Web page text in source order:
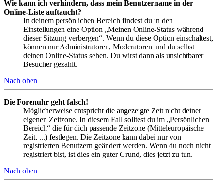
Wie kann ich verhindern, dass mein Benutzername in der
Online-Liste auftaucht?
In deinem persönlichen Bereich findest du in den
Einstellungen eine Option „Meinen Online-Status während
dieser Sitzung verbergen“. Wenn du diese Option einschaltest,
können nur Administratoren, Moderatoren und du selbst
deinen Online-Status sehen. Du wirst dann als unsichtbarer
Besucher gezählt.
Nach oben
Die Forenuhr geht falsch!
Möglicherweise entspricht die angezeigte Zeit nicht deiner
eigenen Zeitzone. In diesem Fall solltest du im „Persönlichen
Bereich“ die für dich passende Zeitzone (Mitteleuropäische
Zeit, ...) festlegen. Die Zeitzone kann dabei nur von
registrierten Benutzern geändert werden. Wenn du noch nicht
registriert bist, ist dies ein guter Grund, dies jetzt zu tun.
Nach oben